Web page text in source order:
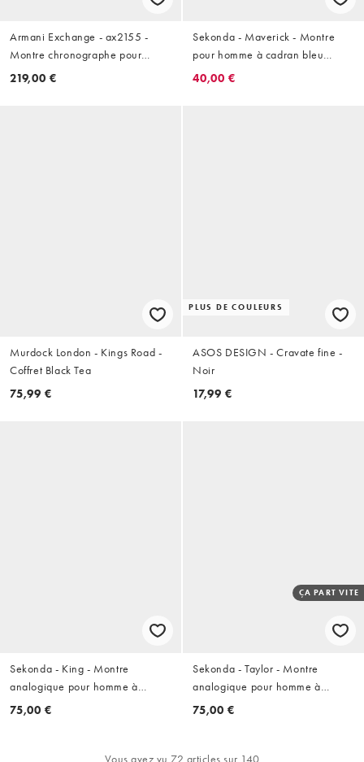
Armani Exchange - ax2155 -
Montre chronographe pour
homme en acier inoxydable -
219,00 €
Sekonda - Maverick - Montre
pour homme à cadran bleu
45 mm et bracelet en acier
40,00 €
Murdock London - Kings Road -
Coffret Black Tea
75,99 €
PLUS DE COULEURS
ASOS DESIGN - Cravate fine -
Noir
17,99 €
Sekonda - King - Montre
analogique pour homme à
boîtier rond 40 mm en alliage
75,00 €
ÇA PART VITE
Sekonda - Taylor - Montre
analogique pour homme à
boîtier rond 41 mm en alliage
75,00 €
Vous avez vu 72 articles sur 140